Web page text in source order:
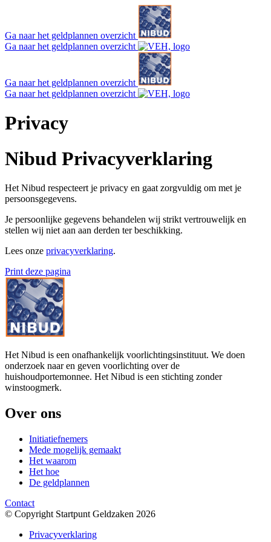
Ga naar het geldplannen overzicht
Ga naar het geldplannen overzicht
Ga naar het geldplannen overzicht
Ga naar het geldplannen overzicht
Privacy
Nibud Privacyverklaring
Het Nibud respecteert je privacy en gaat zorgvuldig om met je
persoonsgegevens.
Je persoonlijke gegevens behandelen wij strikt vertrouwelijk en
stellen wij niet aan aan derden ter beschikking.
Lees onze privacyverklaring.
Print deze pagina
Het Nibud is een onafhankelijk voorlichtingsinstituut. We doen
onderzoek naar en geven voorlichting over de
huishoudportemonnee. Het Nibud is een stichting zonder
winstoogmerk.
Over ons
Initiatiefnemers
Mede mogelijk gemaakt
Het waarom
Het hoe
De geldplannen
Contact
© Copyright Startpunt Geldzaken 2026
Privacyverklaring